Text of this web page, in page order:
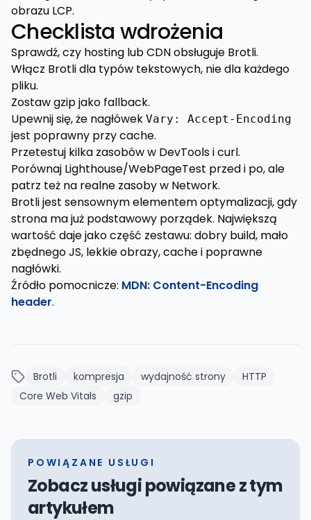
obrazu LCP.
Checklista wdrożenia
Sprawdź, czy hosting lub CDN obsługuje Brotli.
Włącz Brotli dla typów tekstowych, nie dla każdego
pliku.
Zostaw gzip jako fallback.
Upewnij się, że nagłówek Vary: Accept-Encoding
jest poprawny przy cache.
Przetestuj kilka zasobów w DevTools i curl.
Porównaj Lighthouse/WebPageTest przed i po, ale
patrz też na realne zasoby w Network.
Brotli jest sensownym elementem optymalizacji, gdy
strona ma już podstawowy porządek. Największą
wartość daje jako część zestawu: dobry build, mało
zbędnego JS, lekkie obrazy, cache i poprawne
nagłówki.
Źródło pomocnicze: MDN: Content-Encoding
header.
Brotli kompresja wydajność strony
HTTP
Core Web Vitals
gzip
POWIĄZANE USŁUGI
Zobacz usługi powiązane z tym
artykułem